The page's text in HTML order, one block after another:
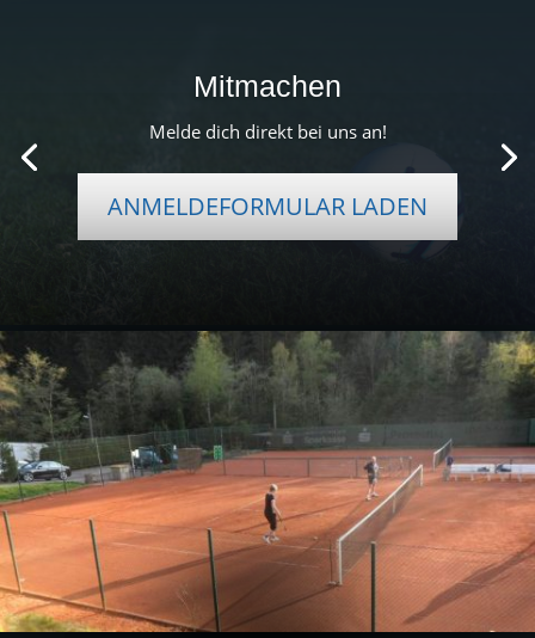
Mitmachen
Melde dich direkt bei uns an!
ANMELDEFORMULAR LADEN